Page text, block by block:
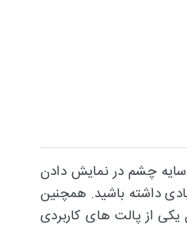
چشم در نمایش دادن
داشته باشید. همچنین
یکی از پالت های کاربردی